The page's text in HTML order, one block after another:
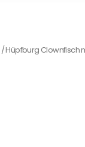
/ Hüpfburg Clownfisch